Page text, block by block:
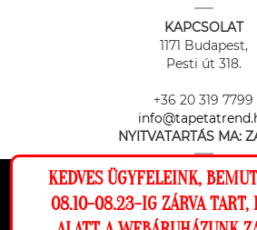
Ez a weboldal cookie-kat használ,
lehető legjobb élményt nyújtsa
KAPCSOLAT
1171 Budapest,
Pesti út 318.
+36 20 319 7799
NYITVATARTÁS MA:
KEDVES ÜGYFELEINK,
08.10-08.23-IG ZÁRVA TART,